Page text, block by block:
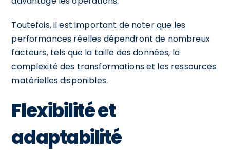
Toutefois, il est important de noter que les
performances réelles dépendront de nombreux
facteurs, tels que la taille des données, la
complexité des transformations et les ressources
matérielles disponibles.
Flexibilité et
adaptabilité